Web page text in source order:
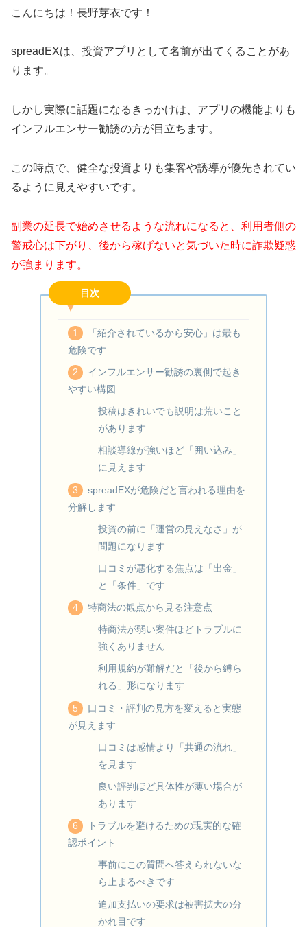
こんにちは！長野芽衣です！
spreadEXは、投資アプリとして名前が出てくることがあ
ります。
しかし実際に話題になるきっかけは、アプリの機能よりも
インフルエンサー勧誘の方が目立ちます。
この時点で、健全な投資よりも集客や誘導が優先されてい
るように見えやすいです。
副業の延長で始めさせるような流れになると、利用者側の
警戒心は下がり、後から稼げないと気づいた時に詐欺疑惑
が強まります。
目次
「紹介されているから安心」は最も
危険です
インフルエンサー勧誘の裏側で起き
やすい構図
投稿はきれいでも説明は荒いこと
があります
相談導線が強いほど「囲い込み」
に見えます
spreadEXが危険だと言われる理由を
分解します
投資の前に「運営の見えなさ」が
問題になります
口コミが悪化する焦点は「出金」
と「条件」です
特商法の観点から見る注意点
特商法が弱い案件ほどトラブルに
強くありません
利用規約が難解だと「後から縛ら
れる」形になります
口コミ・評判の見方を変えると実態
が見えます
口コミは感情より「共通の流れ」
を見ます
良い評判ほど具体性が薄い場合が
あります
トラブルを避けるための現実的な確
認ポイント
事前にこの質問へ答えられないな
ら止まるべきです
追加支払いの要求は被害拡大の分
かれ目です